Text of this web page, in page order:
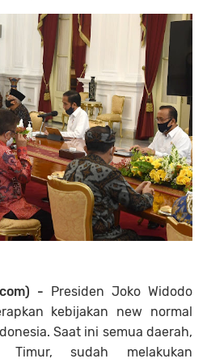
- Presiden Joko Widodo
kebijakan new normal
Saat ini semua daerah,
sudah melakukan